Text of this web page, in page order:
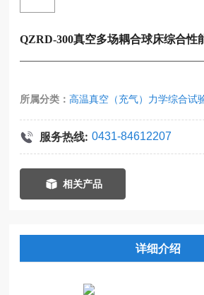
QZRD-300真空多场耦合球床综合性
所属分类：高温真空（充气）力学综合试
服务热线: 0431-84612207
相关产品
详细介绍